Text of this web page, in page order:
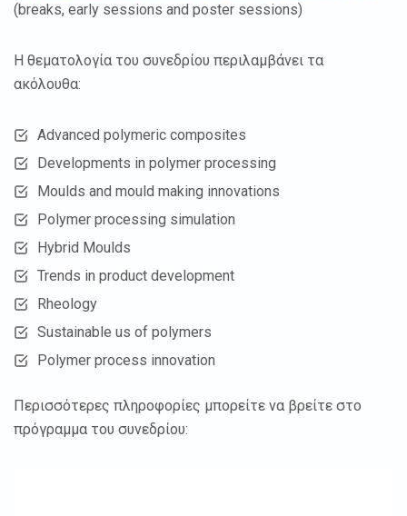
(breaks, early sessions and poster sessions)
Η θεματολογία του συνεδρίου περιλαμβάνει τα
ακόλουθα:
Advanced polymeric composites
Developments in polymer processing
Moulds and mould making innovations
Polymer processing simulation
Hybrid Moulds
Trends in product development
Rheology
Sustainable us of polymers
Polymer process innovation
Περισσότερες πληροφορίες μπορείτε να βρείτε στο
πρόγραμμα του συνεδρίου: